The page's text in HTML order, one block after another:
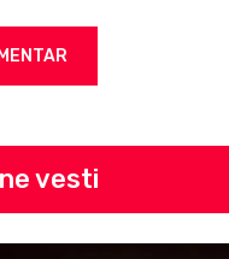
vesti